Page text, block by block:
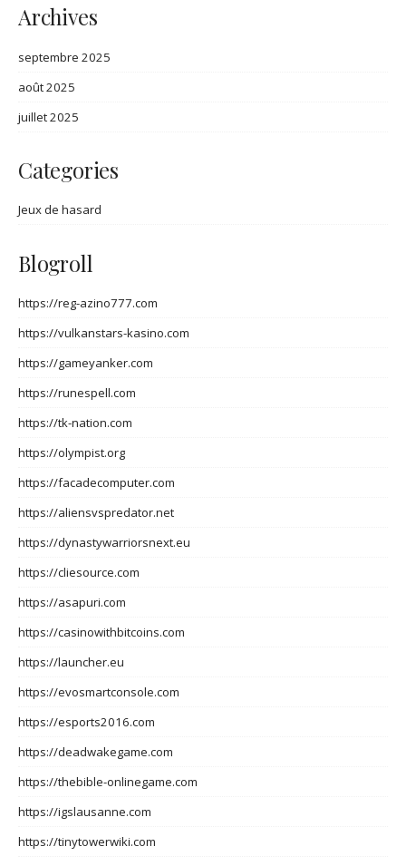
Archives
septembre 2025
août 2025
juillet 2025
Categories
Jeux de hasard
Blogroll
https://reg-azino777.com
https://vulkanstars-kasino.com
https://gameyanker.com
https://runespell.com
https://tk-nation.com
https://olympist.org
https://facadecomputer.com
https://aliensvspredator.net
https://dynastywarriorsnext.eu
https://cliesource.com
https://asapuri.com
https://casinowithbitcoins.com
https://launcher.eu
https://evosmartconsole.com
https://esports2016.com
https://deadwakegame.com
https://thebible-onlinegame.com
https://igslausanne.com
https://tinytowerwiki.com